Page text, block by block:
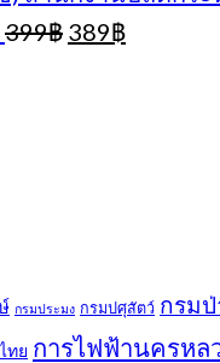
399฿ Original
389฿Current
กรมประมง กรมปศุสัตว์ กรม
ทย การไฟฟ้านครหล